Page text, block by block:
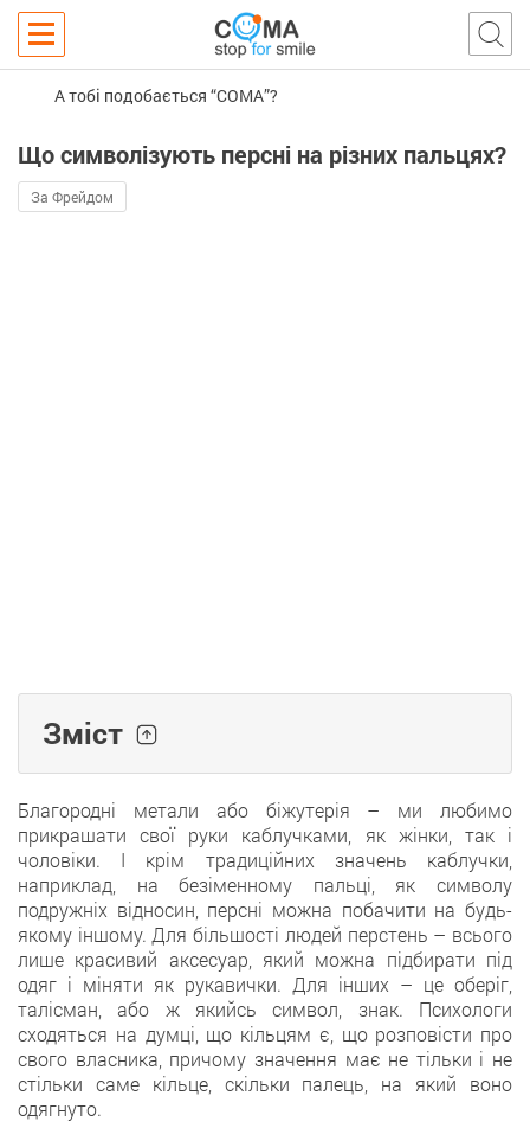
А тобі подобається “COMA”?
Що символізують персні на різних пальцях?
За Фрейдом
Зміст
Благородні метали або біжутерія – ми любимо
прикрашати свої руки каблучками, як жінки, так і
чоловіки. І крім традиційних значень каблучки,
наприклад, на безіменному пальці, як символу
подружніх відносин, персні можна побачити на будь-
якому іншому. Для більшості людей перстень – всього
лише красивий аксесуар, який можна підбирати під
одяг і міняти як рукавички. Для інших – це оберіг,
талісман, або ж якийсь символ, знак. Психологи
сходяться на думці, що кільцям є, що розповісти про
свого власника, причому значення має не тільки і не
стільки саме кільце, скільки палець, на який воно
одягнуто.